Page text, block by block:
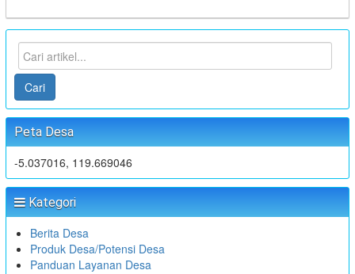
Cari
Peta Desa
-5.037016, 119.669046
Kategori
Berita Desa
Produk Desa/Potensi Desa
Panduan Layanan Desa